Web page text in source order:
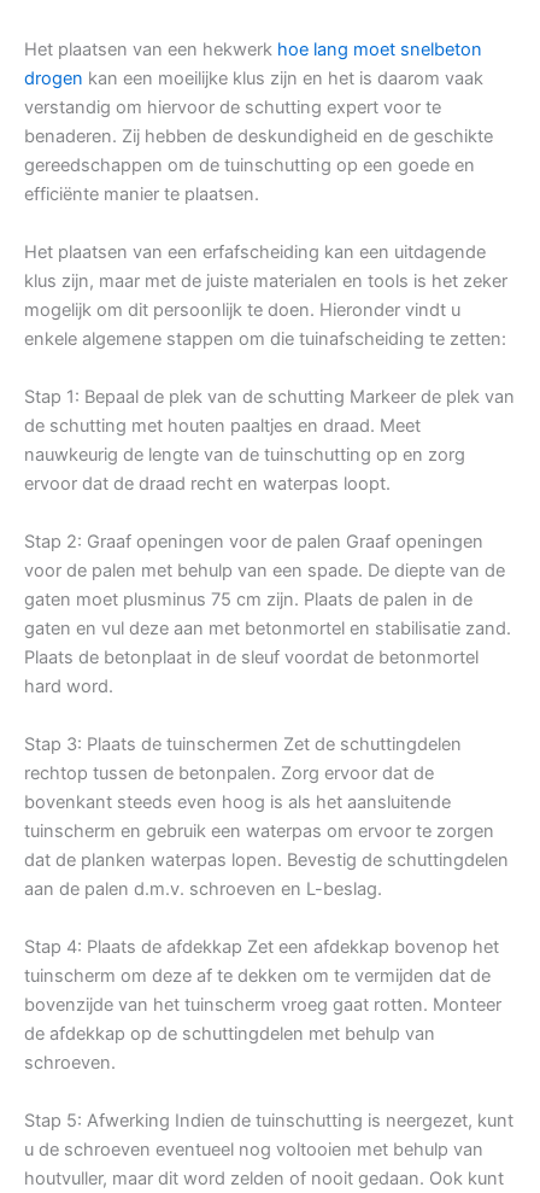
Het plaatsen van een hekwerk hoe lang moet snelbeton
drogen kan een moeilijke klus zijn en het is daarom vaak
verstandig om hiervoor de schutting expert voor te
benaderen. Zij hebben de deskundigheid en de geschikte
gereedschappen om de tuinschutting op een goede en
efficiënte manier te plaatsen.
Het plaatsen van een erfafscheiding kan een uitdagende
klus zijn, maar met de juiste materialen en tools is het zeker
mogelijk om dit persoonlijk te doen. Hieronder vindt u
enkele algemene stappen om die tuinafscheiding te zetten:
Stap 1: Bepaal de plek van de schutting Markeer de plek van
de schutting met houten paaltjes en draad. Meet
nauwkeurig de lengte van de tuinschutting op en zorg
ervoor dat de draad recht en waterpas loopt.
Stap 2: Graaf openingen voor de palen Graaf openingen
voor de palen met behulp van een spade. De diepte van de
gaten moet plusminus 75 cm zijn. Plaats de palen in de
gaten en vul deze aan met betonmortel en stabilisatie zand.
Plaats de betonplaat in de sleuf voordat de betonmortel
hard word.
Stap 3: Plaats de tuinschermen Zet de schuttingdelen
rechtop tussen de betonpalen. Zorg ervoor dat de
bovenkant steeds even hoog is als het aansluitende
tuinscherm en gebruik een waterpas om ervoor te zorgen
dat de planken waterpas lopen. Bevestig de schuttingdelen
aan de palen d.m.v. schroeven en L-beslag.
Stap 4: Plaats de afdekkap Zet een afdekkap bovenop het
tuinscherm om deze af te dekken om te vermijden dat de
bovenzijde van het tuinscherm vroeg gaat rotten. Monteer
de afdekkap op de schuttingdelen met behulp van
schroeven.
Stap 5: Afwerking Indien de tuinschutting is neergezet, kunt
u de schroeven eventueel nog voltooien met behulp van
houtvuller, maar dit word zelden of nooit gedaan. Ook kunt